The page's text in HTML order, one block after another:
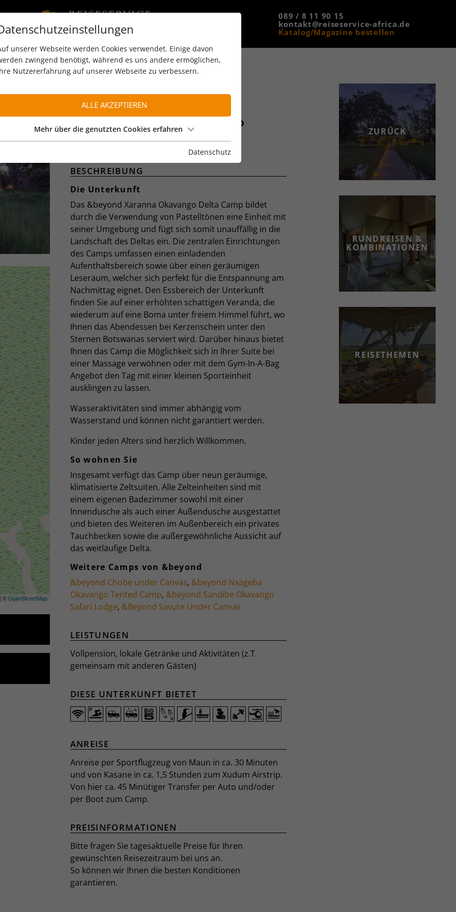
089 / 8 11 90 15
kontakt@reiseservice-africa.de
Katalog/Magazine bestellen
©OpenStreetMap
&BEYOND XARANNA
OKAVANGO DELTA CAMP
Okavango Delta
BESCHREIBUNG
Die Unterkunft
Das &beyond Xaranna Okavango Delta Camp bildet
durch die Verwendung von Pastelltönen eine Einheit mit
seiner Umgebung und fügt sich somit unauffällig in die
Landschaft des Deltas ein. Die zentralen Einrichtungen
des Camps umfassen einen einladenden
Aufenthaltsbereich sowie über einen geräumigen
Leseraum, welcher sich perfekt für die Entspannung am
Nachmittag eignet. Den Essbereich der Unterkunft
finden Sie auf einer erhöhten schattigen Veranda, die
wiederum auf eine Boma unter freiem Himmel führt, wo
Ihnen das Abendessen bei Kerzenschein unter den
Sternen Botswanas serviert wird. Darüber hinaus bietet
Ihnen das Camp die Möglichkeit sich in Ihrer Suite bei
einer Massage verwöhnen oder mit dem Gym-In-A-Bag
Angebot den Tag mit einer kleinen Sporteinheit
ausklingen zu lassen.
Wasseraktivitäten sind immer abhängig vom
Wasserstand und können nicht garantiert werden.
Kinder jeden Alters sind herzlich Willkommen.
So wohnen Sie
Insgesamt verfügt das Camp über neun geräumige,
klimatisierte Zeltsuiten. Alle Zelteinheiten sind mit
einem eigenen Badezimmer sowohl mit einer
Innendusche als auch einer Außendusche ausgestattet
und bieten des Weiteren im Außenbereich ein privates
Tauchbecken sowie die außergewöhnliche Aussicht auf
das weitläufige Delta.
Weitere Camps von &beyond
&beyond Chobe under Canvas, &beyond Nxageba
Okavango Tented Camp, &beyond Sandibe Okavango
Safari Lodge, &Beyond Savute Under Canvas
LEISTUNGEN
Vollpension, lokale Getränke und Aktivitäten (z.T.
gemeinsam mit anderen Gästen)
DIESE UNTERKUNFT BIETET
ANREISE
Anreise per Sportflugzeug von Maun in ca. 30 Minuten
und von Kasane in ca. 1,5 Stunden zum Xudum Airstrip.
Von hier ca. 45 Minütiger Transfer per Auto und/oder
per Boot zum Camp.
PREISINFORMATIONEN
Bitte fragen Sie tagesaktuelle Preise für Ihren
gewünschten Reisezeitraum bei uns an.
So können wir Ihnen die besten Konditionen
garantieren.
ZURÜCK
RUNDREISEN &
KOMBINATIONEN
REISETHEMEN
unserer Webseite werden Cookies verwendet. Einige davon
zwingend benötigt, während es uns andere ermöglichen,
Nutzererfahrung auf unserer Webseite zu verbessern.
ALLE AKZEPTIEREN
Mehr über die genutzten Cookies erfahren
Datenschutz